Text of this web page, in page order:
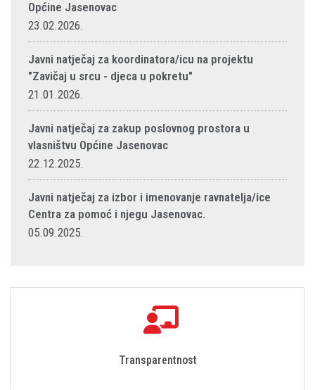
Općine Jasenovac
23.02.2026.
Javni natječaj za koordinatora/icu na projektu
"Zavičaj u srcu - djeca u pokretu"
21.01.2026.
Javni natječaj za zakup poslovnog prostora u
vlasništvu Općine Jasenovac
22.12.2025.
Javni natječaj za izbor i imenovanje ravnatelja/ice
Centra za pomoć i njegu Jasenovac.
05.09.2025.
Transparentnost